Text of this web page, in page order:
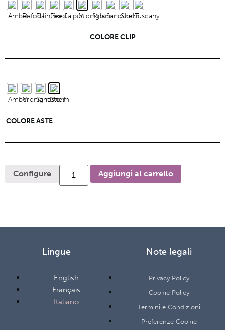
COLORE CLIP
COLORE ASTE
Configure Aggiungi al carrello
Lingue
English
Français
Italiano
Note legali
Privacy Policy
Cookie Policy
Termini e Condizioni
Preferenze Cookie